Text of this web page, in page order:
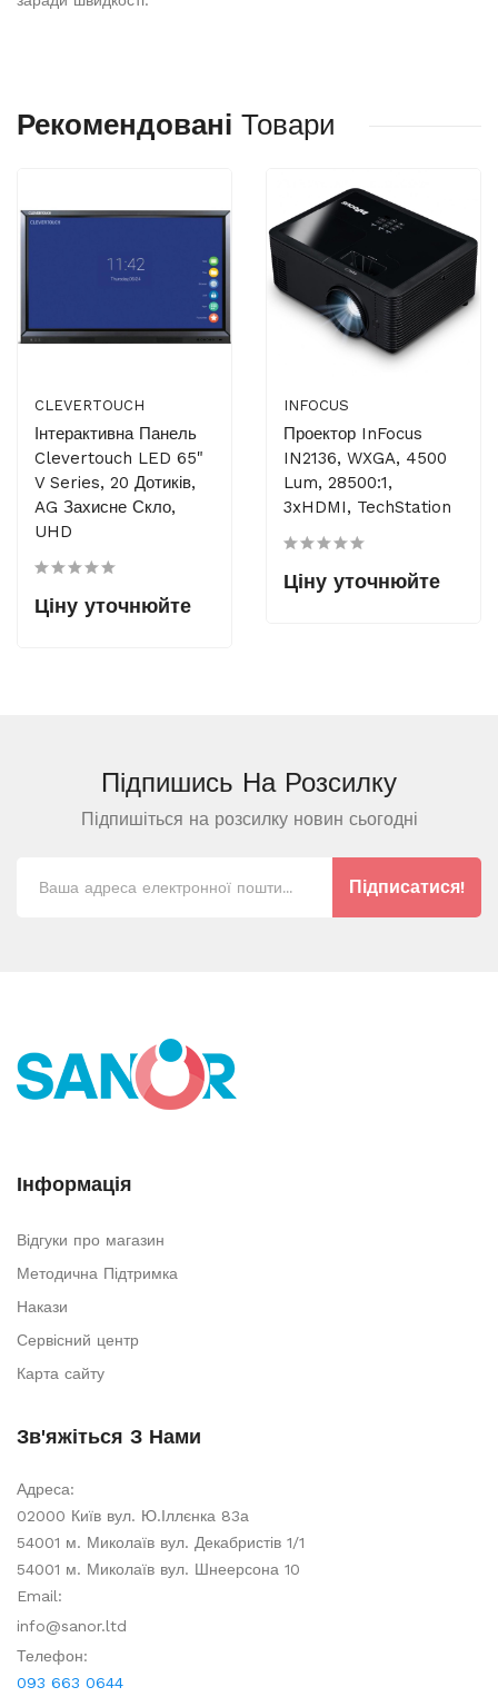
Рекомендовані Товари
CLEVERTOUCH
Інтерактивна Панель
Clevertouch LED 65"
V Series, 20 Дотиків,
AG Захисне Скло,
UHD
Ціну уточнюйте
INFOCUS
Проектор InFocus
IN2136, WXGA, 4500
Lum, 28500:1,
3xHDMI, TechStation
Ціну уточнюйте
Підпишись На Розсилку
Підпишіться на розсилку новин сьогодні
Підписатися!
Інформація
Відгуки про магазин
Методична Підтримка
Накази
Сервісний центр
Карта сайту
Зв'яжіться З Нами
Адреса:
02000 Київ вул. Ю.Іллєнка 83а
54001 м. Миколаїв вул. Декабристів 1/1
54001 м. Миколаїв вул. Шнеерсона 10
Email:
info@sanor.ltd
Телефон:
093 663 0644